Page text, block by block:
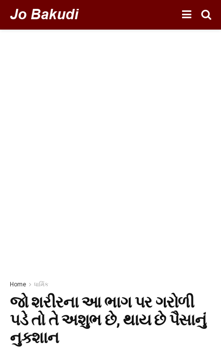
Home ધાર્મિક
જો શરીરના આ ભાગ પર ગરોળી
પડે તો તે અશુભ છે, થાય છે પૈસાનું
નુકશાન